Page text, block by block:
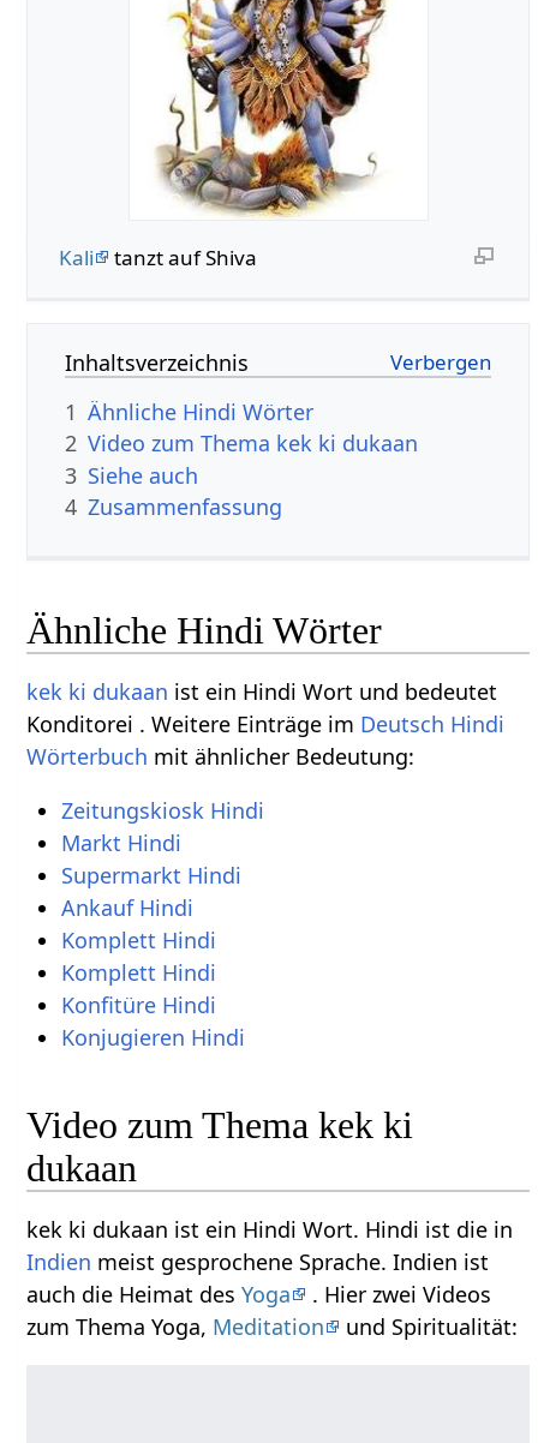
Kali tanzt auf Shiva
Inhaltsverzeichnis
1 Ähnliche Hindi Wörter
2 Video zum Thema kek ki dukaan
3 Siehe auch
4 Zusammenfassung
Ähnliche Hindi Wörter
kek ki dukaan ist ein Hindi Wort und bedeutet
Konditorei . Weitere Einträge im Deutsch Hindi
Wörterbuch mit ähnlicher Bedeutung:
Zeitungskiosk Hindi
Markt Hindi
Supermarkt Hindi
Ankauf Hindi
Komplett Hindi
Komplett Hindi
Konfitüre Hindi
Konjugieren Hindi
Video zum Thema kek ki
dukaan
kek ki dukaan ist ein Hindi Wort. Hindi ist die in
Indien meist gesprochene Sprache. Indien ist
auch die Heimat desYoga
. Hier zwei Videos
zum Thema Yoga, Meditation und Spiritualität: